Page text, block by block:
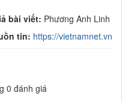
bài viết: Phương Anh Linh
tin: https://vietnamnet.vn
0 đánh giá